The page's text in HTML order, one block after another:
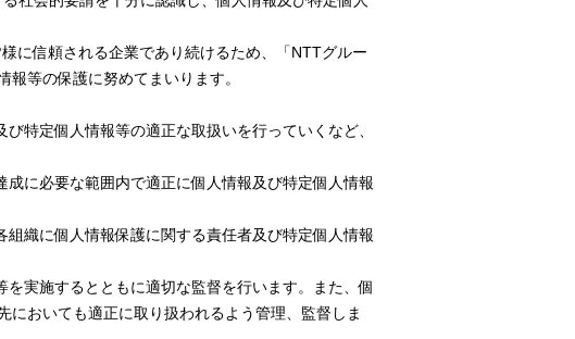
に信頼される企業であり続けるため、「NTTグルー
等の保護に努めてまいります。
特定個人情報等の適正な取扱いを行っていくなど、
に必要な範囲内で適正に個人情報及び特定個人情報
織に個人情報保護に関する責任者及び特定個人情報
実施するとともに適切な監督を行います。また、個
おいても適正に取り扱われるよう管理、監督しま